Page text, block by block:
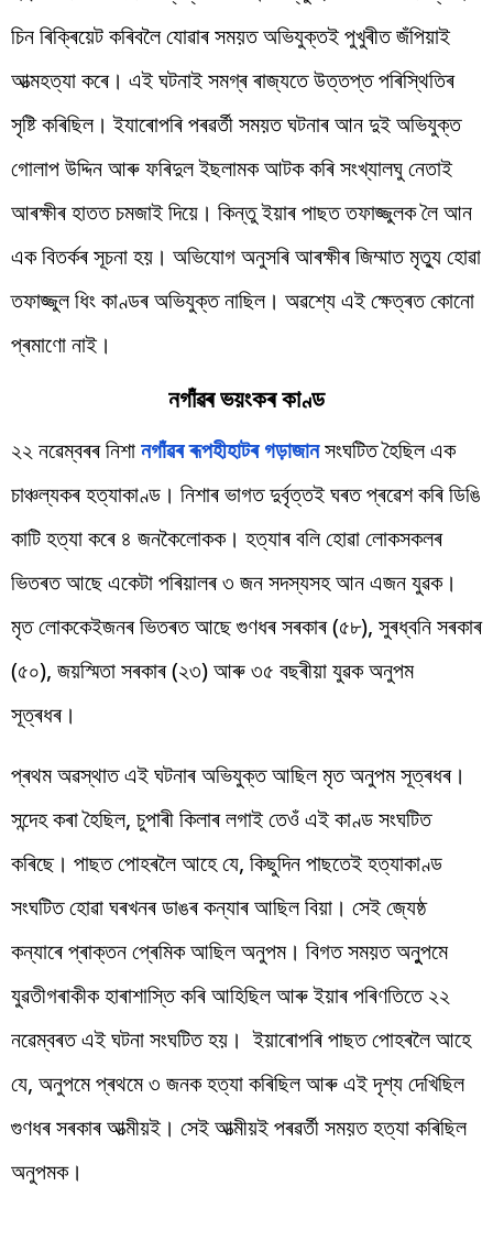
চিন ৰিক্ৰিয়েট কৰিবলৈ যোৱাৰ সময়ত অভিযুক্তই পুখুৰীত জঁপিয়াই
আত্মহত্যা কৰে। এই ঘটনাই সমগ্ৰ ৰাজ্যতে উত্তপ্ত পৰিস্থিতিৰ
সৃষ্টি কৰিছিল। ইযাৰোপৰি পৰৱৰ্তী সময়ত ঘটনাৰ আন দুই অভিযুক্ত
গোলাপ উদ্দিন আৰু ফৰিদুল ইছলামক আটক কৰি সংখ্যালঘু নেতাই
আৰক্ষীৰ হাতত চমজাই দিয়ে। কিন্তু ইয়াৰ পাছত তফাজ্জুলক লৈ আন
এক বিতৰ্কৰ সূচনা হয়। অভিযোগ অনুসৰি আৰক্ষীৰ জিম্মাত মৃত্যু হোৱা
তফাজ্জুল ধিং কাণ্ডৰ অভিযুক্ত নাছিল। অৱশ্যে এই ক্ষেত্ৰত কোনো
প্ৰমাণো নাই।
নগাঁৱৰ ভয়ংকৰ কাণ্ড
২২ নৱেম্বৰৰ নিশানগাঁৱৰ ৰূপহীহাটৰ গড়াজানসংঘটিত হৈছিল এক
চাঞ্চল্যকৰ হত্যাকাণ্ড। নিশাৰ ভাগত দুৰ্বৃত্তই ঘৰত প্ৰৱেশ কৰি ডিঙি
কাটি হত্যা কৰে ৪ জনকৈলোকক। হত্যাৰ বলি হোৱা লোকসকলৰ
ভিতৰত আছে একেটা পৰিয়ালৰ ৩ জন সদস্যসহ আন এজন যুৱক।
মৃত লোককেইজনৰ ভিতৰত আছে গুণধৰ সৰকাৰ (৫৮), সুৰধ্বনি সৰকাৰ
(৫০), জয়স্মিতা সৰকাৰ (২৩) আৰু ৩৫ বছৰীয়া যুৱক অনুপম
সূত্ৰধৰ।
প্ৰথম অৱস্থাত এই ঘটনাৰ অভিযুক্ত আছিল মৃত অনুপম সূত্ৰধৰ।
সন্দেহ কৰা হৈছিল, চুপাৰী কিলাৰ লগাই তেওঁ এই কাণ্ড সংঘটিত
কৰিছে। পাছত পোহৰলৈ আহে যে, কিছুদিন পাছতেই হত্যাকাণ্ড
সংঘটিত হোৱা ঘৰখনৰ ডাঙৰ কন্যাৰ আছিল বিয়া। সেই জ্যেষ্ঠ
কন্যাৰে প্ৰাক্তন প্ৰেমিক আছিল অনুপম। বিগত সময়ত অনুুপমে
যুৱতীগৰাকীক হাৰাশাস্তি কৰি আহিছিল আৰু ইয়াৰ পৰিণতিতে ২২
নৱেম্বৰত এই ঘটনা সংঘটিত হয়। ইয়াৰোপৰি পাছত পোহৰলৈ আহে
যে, অনুপমে প্ৰথমে ৩ জনক হত্যা কৰিছিল আৰু এই দৃশ্য দেখিছিল
গুণধৰ সৰকাৰ আত্মীয়ই। সেই আত্মীয়ই পৰৱৰ্তী সময়ত হত্যা কৰিছিল
অনুপমক।